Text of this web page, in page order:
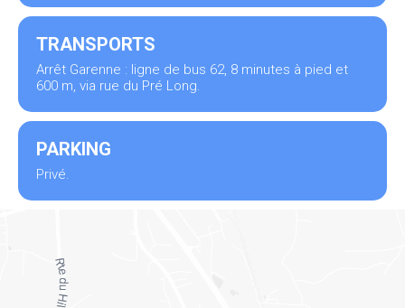
TRANSPORTS
Arrêt Garenne : ligne de bus 62, 8 minutes à pied et
600 m, via rue du Pré Long.
PARKING
Privé.